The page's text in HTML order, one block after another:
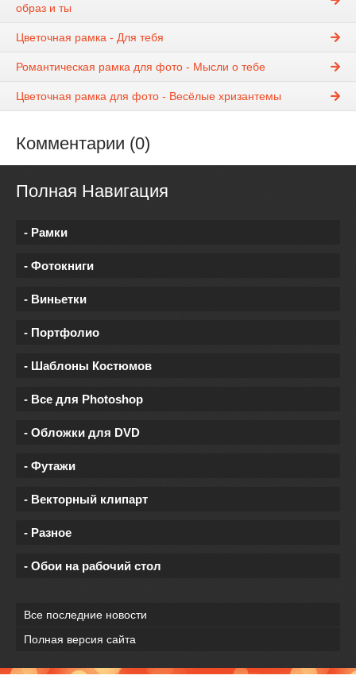
образ и ты
Цветочная рамка - Для тебя
Романтическая рамка для фото - Мысли о тебе
Цветочная рамка для фото - Весёлые хризантемы
Комментарии (0)
Полная Навигация
- Рамки
- Фотокниги
- Виньетки
- Портфолио
- Шаблоны Костюмов
- Все для Photoshop
- Обложки для DVD
- Футажи
- Векторный клипарт
- Разное
- Обои на рабочий стол
Все последние новости
Полная версия сайта